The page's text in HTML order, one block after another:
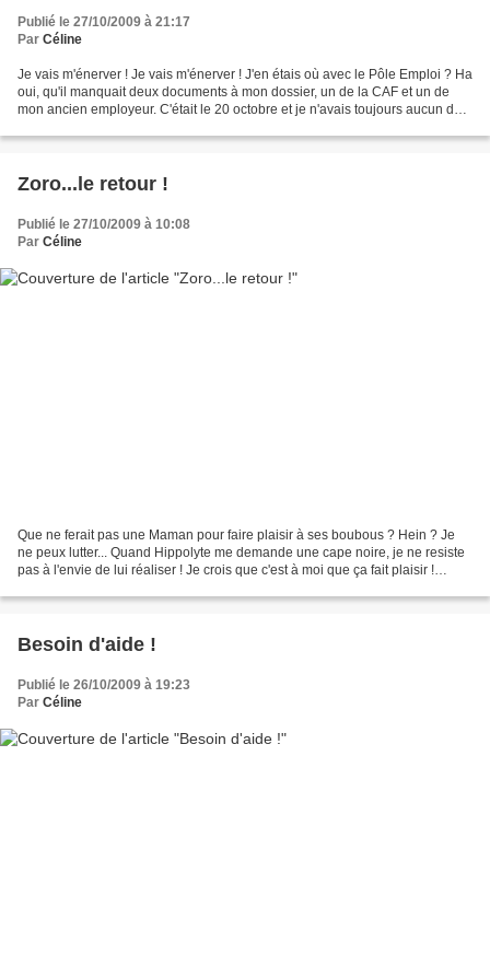
Publié le 27/10/2009 à 21:17
Par Céline
Je vais m'énerver ! Je vais m'énerver ! J'en étais où avec le Pôle Emploi ? Ha
oui, qu'il manquait deux documents à mon dossier, un de la CAF et un de
mon ancien employeur. C'était le 20 octobre et je n'avais toujours aucun des
Zoro...le retour !
Publié le 27/10/2009 à 10:08
Par Céline
Que ne ferait pas une Maman pour faire plaisir à ses boubous ? Hein ? Je
ne peux lutter... Quand Hippolyte me demande une cape noire, je ne resiste
pas à l'envie de lui réaliser ! Je crois que c'est à moi que ça fait plaisir !
Besoin d'aide !
Publié le 26/10/2009 à 19:23
Par Céline